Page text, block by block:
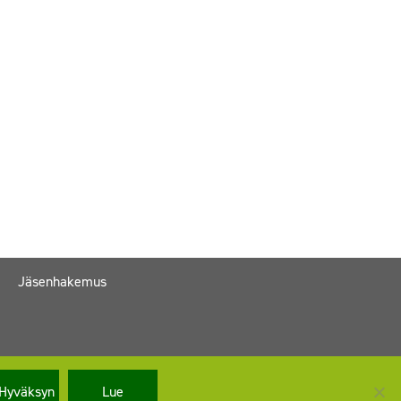
Jäsenhakemus
Hyväksyn
Lue